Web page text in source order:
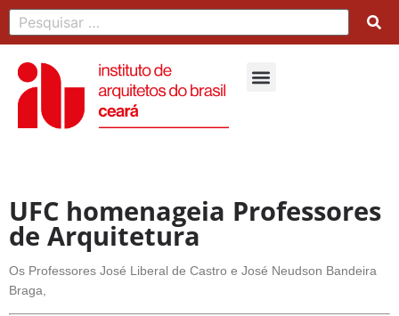
UFC homenageia Professores
de Arquitetura
Os Professores José Liberal de Castro e José Neudson Bandeira
Braga,